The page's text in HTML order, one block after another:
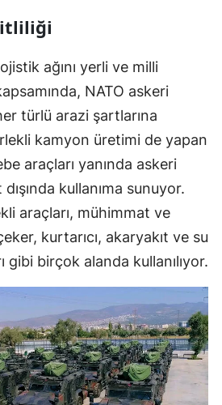
Düzce
ağını yerli ve milli
NATO askeri
türlü arazi şartlarına
kamyon üretimi de yapan
araçları yanında askeri
kullanıma sunuyor.
araçları, mühimmat ve
kurtarıcı, akaryakıt ve su
birçok alanda kullanılıyor.